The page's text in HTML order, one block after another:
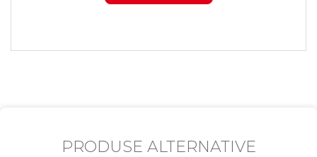
PRODUSE ALTERNATIVE